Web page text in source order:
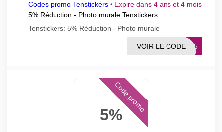
Codes promo Tenstickers • Expire dans 4 ans et 4 mois
5% Réduction - Photo murale Tenstickers:
Tenstickers: 5% Réduction - Photo murale
ENF5
VOIR LE CODE
5%
Code promo